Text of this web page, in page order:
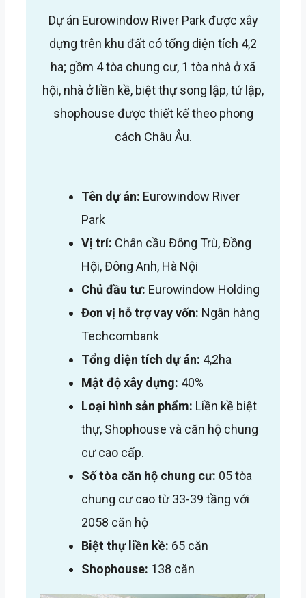
Dự án Eurowindow River Park được xây
dựng trên khu đất có tổng diện tích 4,2
ha; gồm 4 tòa chung cư, 1 tòa nhà ở xã
hội, nhà ở liền kề, biệt thự song lập, tứ lập,
shophouse được thiết kế theo phong
cách Châu Âu.
Tên dự án: Eurowindow River
Park
Vị trí: Chân cầu Đông Trù, Đồng
Hội, Đông Anh, Hà Nội
Chủ đầu tư: Eurowindow Holding
Đơn vị hỗ trợ vay vốn: Ngân hàng
Techcombank
Tổng diện tích dự án: 4,2ha
Mật độ xây dựng: 40%
Loại hình sản phẩm: Liền kề biệt
thự, Shophouse và căn hộ chung
cư cao cấp.
Số tòa căn hộ chung cư: 05 tòa
chung cư cao từ 33-39 tầng với
2058 căn hộ
Biệt thự liền kề: 65 căn
Shophouse: 138 căn